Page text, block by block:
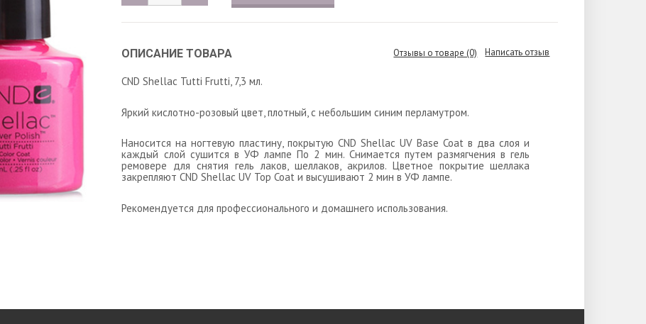
ОПИСАНИЕ ТОВАРА Отзывы о товаре (0) Написать отзыв
CND Shellac Tutti Frutti, 7,3 мл.
Яркий кислотно-розовый цвет, плотный, с небольшим синим перламутром.
Наносится на ногтевую пластину, покрытую CND Shellac UV Base Coat в два слоя и
каждый слой сушится в УФ лампе По 2 мин. Снимается путем размягчения в гель
ремовере для снятия гель лаков, шеллаков, акрилов. Цветное покрытие шеллака
закрепляют CND Shellac UV Top Coat и высушивают 2 мин в УФ лампе.
Рекомендуется для профессионального и домашнего использования.